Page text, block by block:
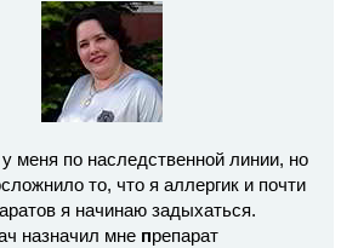
меня по наследственной линии, но
то, что я аллергик и почти
я начинаю задыхаться.
назначил мне препарат